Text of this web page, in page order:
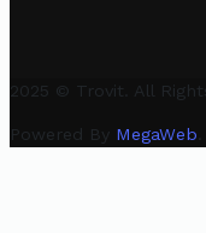
2025 © Trovit. All
Powered By MegaWeb